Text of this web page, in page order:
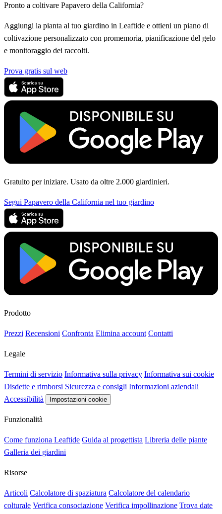
Pronto a coltivare Papavero della California?
Aggiungi la pianta al tuo giardino in Leaftide e ottieni un piano di
coltivazione personalizzato con promemoria, pianificazione del gelo
e monitoraggio dei raccolti.
Prova gratis sul web
Gratuito per iniziare. Usato da oltre 2.000 giardinieri.
Segui Papavero della California nel tuo giardino
Prodotto
Prezzi Recensioni Confronta Elimina account Contatti
Legale
Termini di servizio Informativa sulla privacy Informativa sui cookie
Disdette e rimborsi Sicurezza e consigli Informazioni aziendali
Accessibilità
Impostazioni cookie
Funzionalità
Come funziona Leaftide Guida al progettista Libreria delle piante
Galleria dei giardini
Risorse
Articoli Calcolatore di spaziatura Calcolatore del calendario
colturale Verifica consociazione Verifica impollinazione Trova date